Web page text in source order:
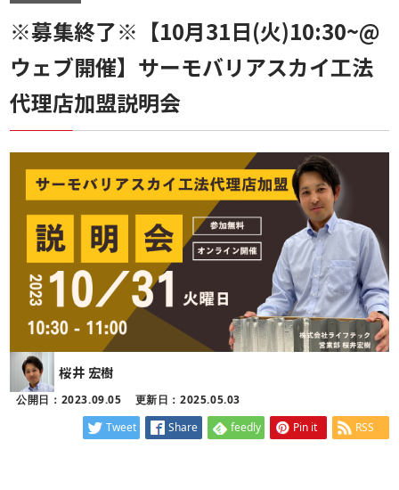
※募集終了※【10月31日(火)10:30~@
ウェブ開催】サーモバリアスカイ工法
代理店加盟説明会
桜井 宏樹
公開日：2023.09.05 更新日：2025.05.03
Tweet Share feedly Pin it RSS